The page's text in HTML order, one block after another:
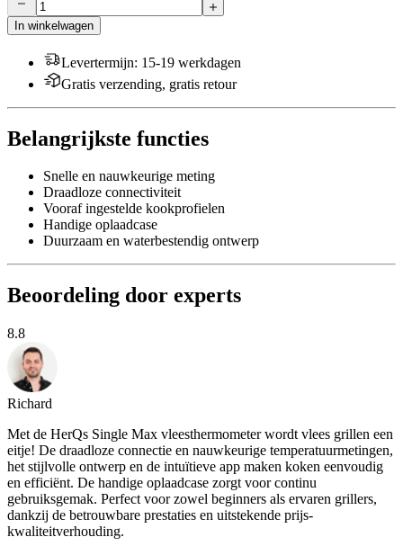
In winkelwagen
Levertermijn: 15-19 werkdagen
Gratis verzending, gratis retour
Belangrijkste functies
Snelle en nauwkeurige meting
Draadloze connectiviteit
Vooraf ingestelde kookprofielen
Handige oplaadcase
Duurzaam en waterbestendig ontwerp
Beoordeling door experts
8.8
Richard
Met de HerQs Single Max vleesthermometer wordt vlees grillen een
eitje! De draadloze connectie en nauwkeurige temperatuurmetingen,
het stijlvolle ontwerp en de intuïtieve app maken koken eenvoudig
en efficiënt. De handige oplaadcase zorgt voor continu
gebruiksgemak. Perfect voor zowel beginners als ervaren grillers,
dankzij de betrouwbare prestaties en uitstekende prijs-
kwaliteitverhouding.